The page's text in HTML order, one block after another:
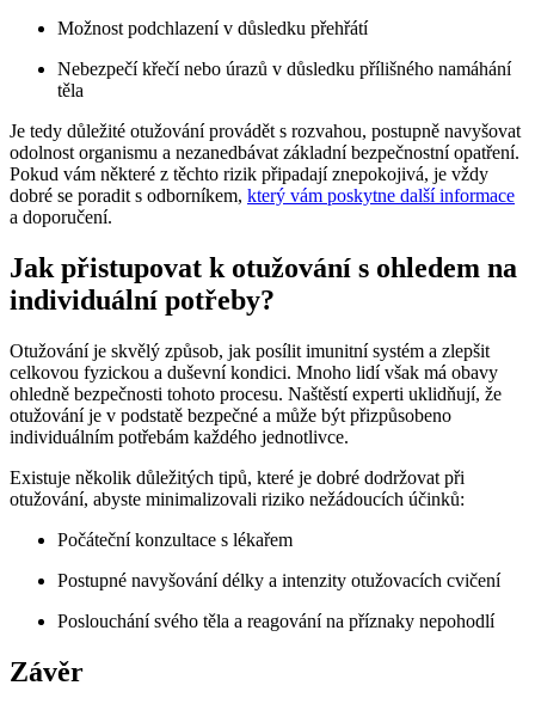
Možnost podchlazení v důsledku přehřátí
Nebezpečí křečí nebo úrazů v důsledku přílišného namáhání
těla
Je tedy důležité otužování provádět s rozvahou, postupně navyšovat
odolnost organismu a nezanedbávat základní bezpečnostní opatření.
Pokud vám některé z těchto rizik připadají znepokojivá, je vždy
dobré se poradit s odborníkem, který vám poskytne další informace
a doporučení.
Jak přistupovat k otužování s ohledem na
individuální potřeby?
Otužování je skvělý způsob, jak posílit imunitní systém a zlepšit
celkovou fyzickou a duševní kondici. Mnoho lidí však má obavy
ohledně bezpečnosti tohoto procesu. Naštěstí experti uklidňují, že
otužování je v podstatě bezpečné a může být přizpůsobeno
individuálním potřebám každého jednotlivce.
Existuje několik důležitých tipů, které je dobré dodržovat při
otužování, abyste minimalizovali riziko nežádoucích účinků:
Počáteční konzultace s lékařem
Postupné navyšování délky a intenzity otužovacích cvičení
Poslouchání svého těla a reagování na příznaky nepohodlí
Závěr